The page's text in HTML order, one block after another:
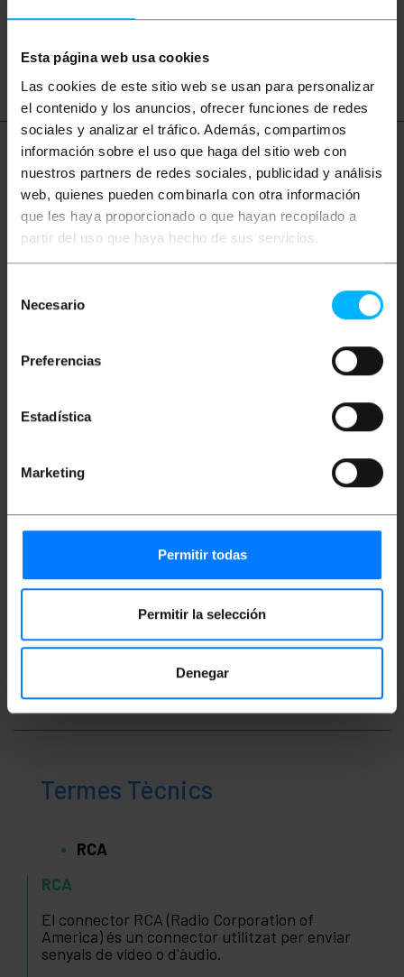
Esta página web usa cookies
Las cookies de este sitio web se usan para personalizar
el contenido y los anuncios, ofrecer funciones de redes
sociales y analizar el tráfico. Además, compartimos
información sobre el uso que haga del sitio web con
nuestros partners de redes sociales, publicidad y análisis
web, quienes pueden combinarla con otra información
que les haya proporcionado o que hayan recopilado a
partir del uso que haya hecho de sus servicios.
Necesario
Preferencias
Estadística
Marketing
Permitir todas
Permitir la selección
Denegar
CVBS altaveu
Més informació
Descripció
Cable de vídeo apantallat amb connector RCA-M en
ambdós extrems. La longitud d'aquest cable és de
Mides i pesos
Pes brut: 100 g
Nombre de paquets: 1
Mides del paquet: 14.5 x 11.0 x 2.0 cm
Termes Tècnics
RCA
RCA
El connector RCA (Radio Corporation of
America) és un connector utilitzat per enviar
senyals de vídeo o d'àudio.